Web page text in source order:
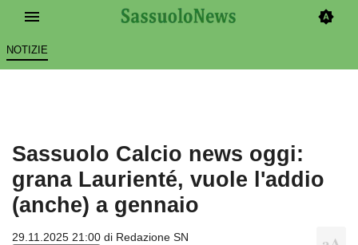
NOTIZIE
Sassuolo Calcio news oggi:
grana Laurienté, vuole l'addio
(anche) a gennaio
29.11.2025 21:00 di Redazione SN